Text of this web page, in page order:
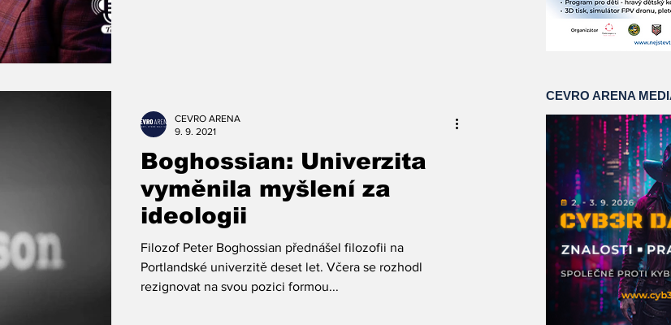
Boghossian: Univerzita
vyměnila myšlení za
ideologii
Filozof Peter Boghossian přednášel filozofii na
Portlandské univerzitě deset let. Včera se rozhodl
rezignovat na svou pozici formou...
CEVRO ARENA
9. 9. 2021
CEVRO ARENA